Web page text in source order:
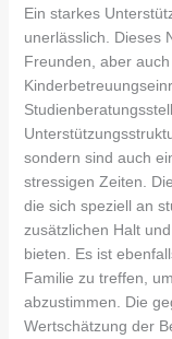
Ein starkes
unerlässlich. Dieses
Freunden, aber
sondern sind auch
stressigen Zeiten.
die sich speziell an
zusätzlichen Halt
bieten. Es ist
Familie zu treffen,
abzustimmen. Die
Wertschätzung der